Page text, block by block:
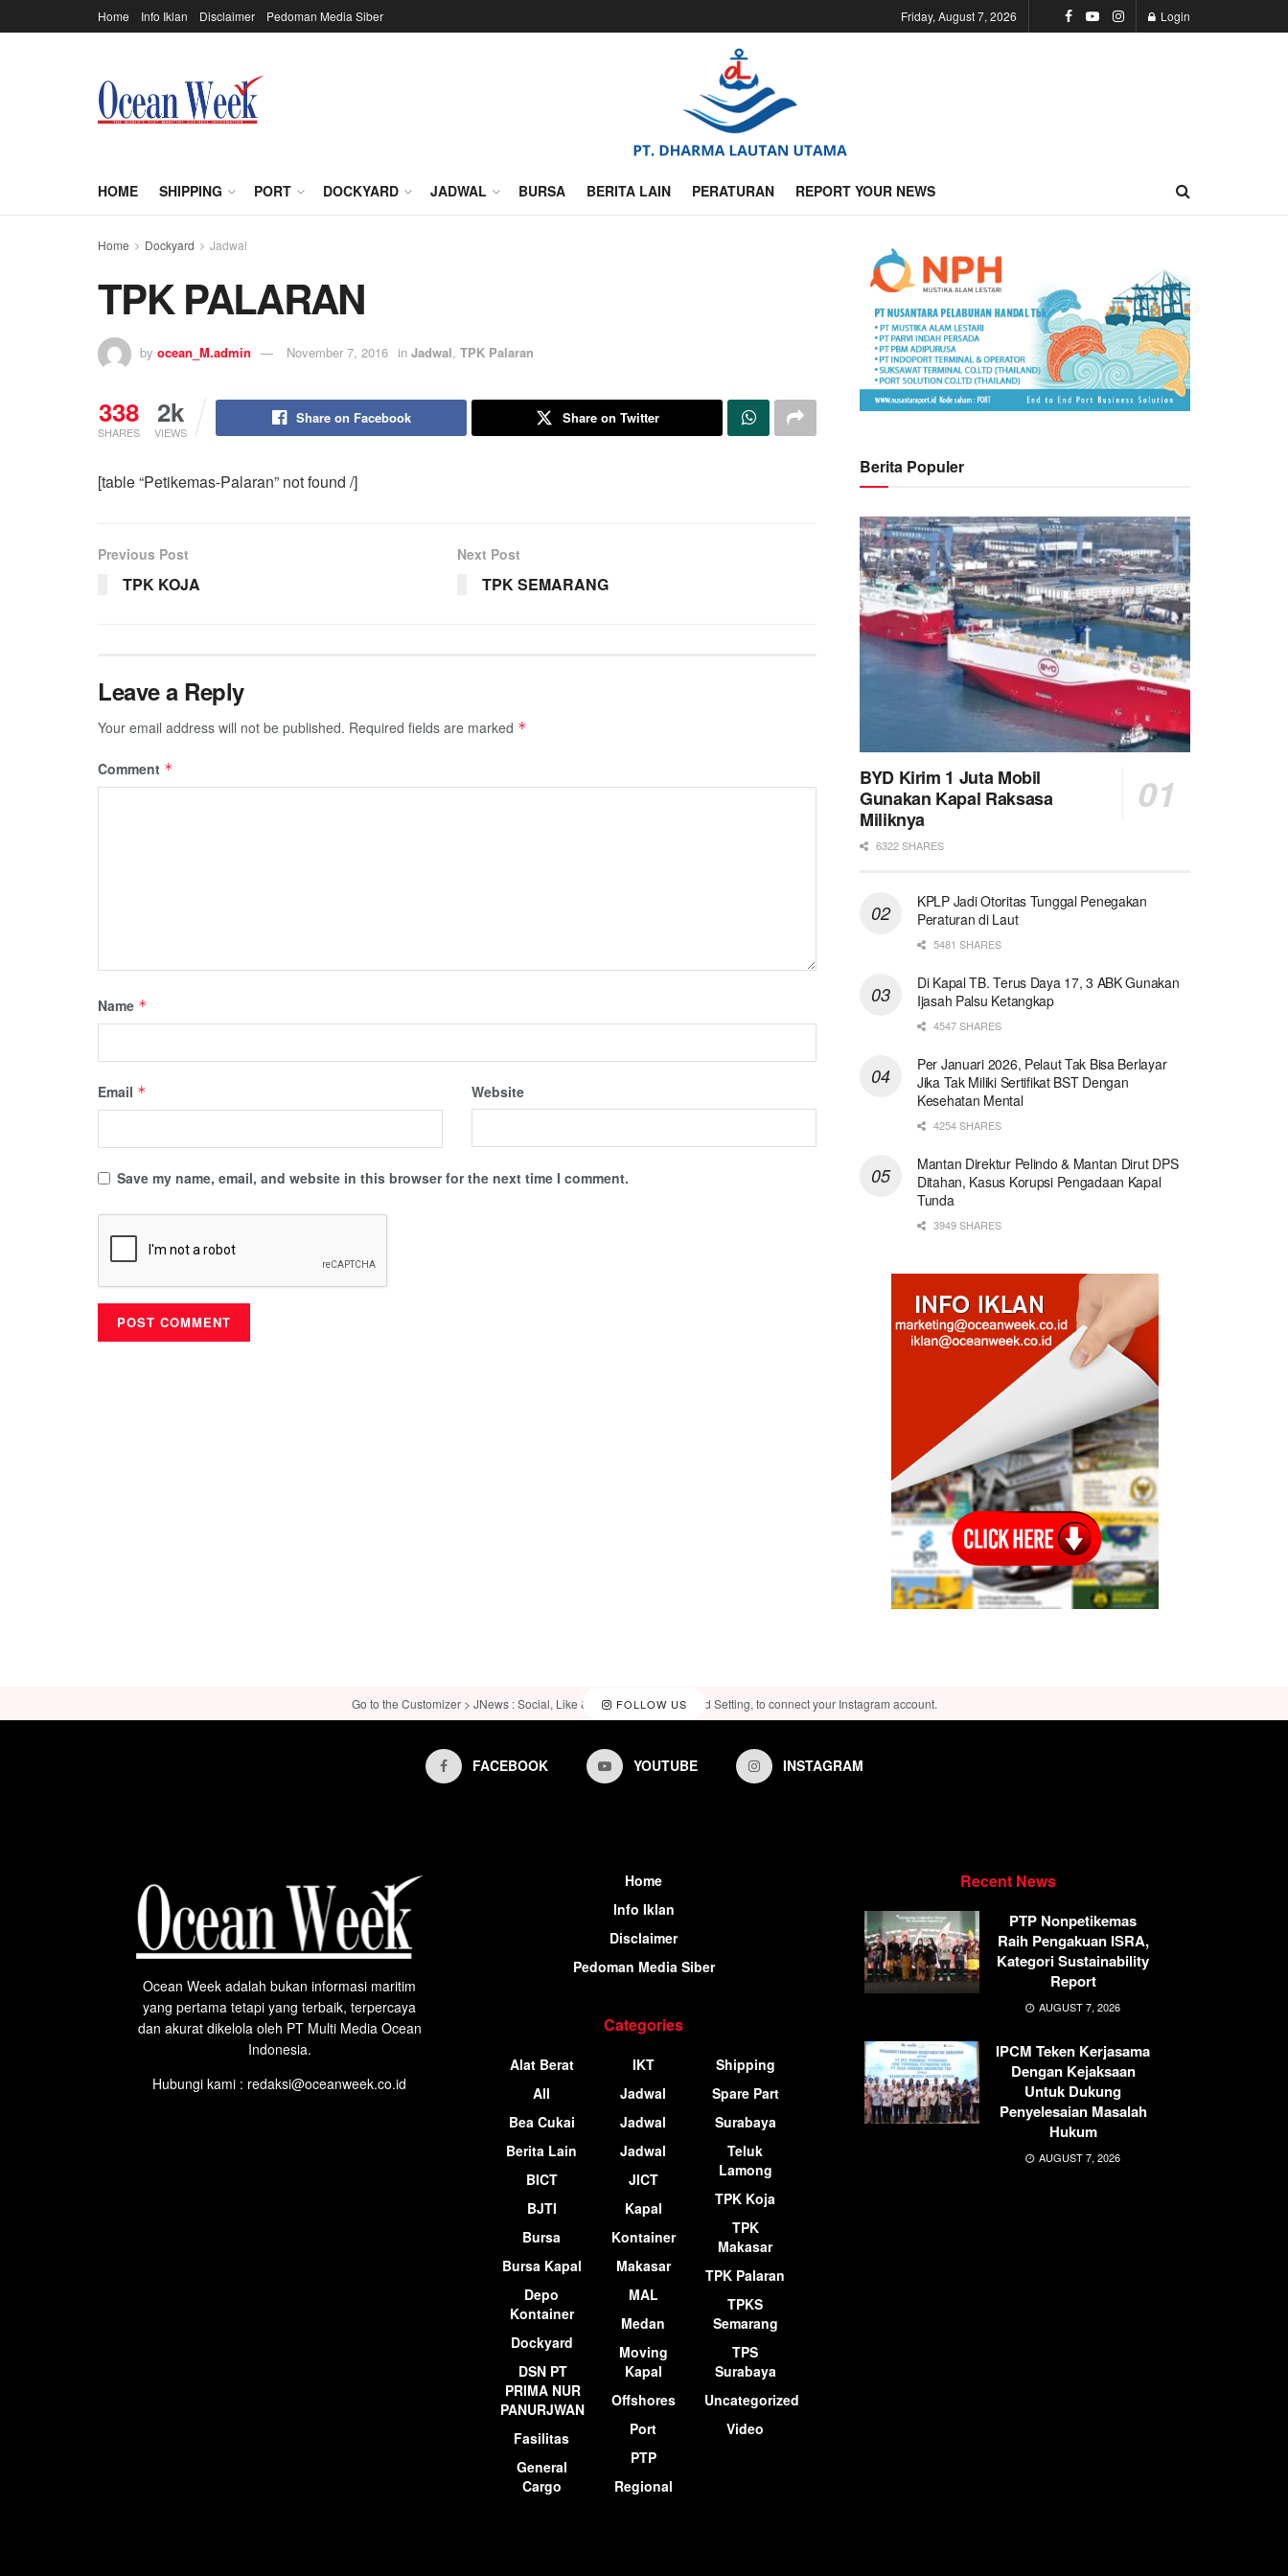
Home Info Iklan Disclaimer Pedoman Media Siber Friday, August 7, 2026 Login
HOME SHIPPING PORT DOCKYARD JADWAL BURSA BERITA LAIN PERATURAN REPORT YOUR NEWS
Home Dockyard Jadwal
TPK PALARAN
by ocean_M.admin November 7, 2016 in Jadwal, TPK Palaran
338
SHARES
2k
VIEWS
Share on Facebook Share on Twitter
[table “Petikemas-Palaran” not found /]
Previous Post
TPK KOJA
Next Post
TPK SEMARANG
Leave a Reply
Your email address will not be published. Required fields are marked *
Comment *
Name *
Email * Website
Save my name, email, and website in this browser for the next time I comment.
Berita Populer
BYD Kirim 1 Juta Mobil
Gunakan Kapal Raksasa
Miliknya
6322 SHARES
KPLP Jadi Otoritas Tunggal Penegakan
Peraturan di Laut
5481 SHARES
Di Kapal TB. Terus Daya 17, 3 ABK Gunakan
Ijasah Palsu Ketangkap
4547 SHARES
Per Januari 2026, Pelaut Tak Bisa Berlayar
Jika Tak Miliki Sertifikat BST Dengan
Kesehatan Mental
4254 SHARES
Mantan Direktur Pelindo & Mantan Dirut DPS
Ditahan, Kasus Korupsi Pengadaan Kapal
Tunda
3949 SHARES
FOLLOW US
Go to the Customizer > JNews : Social, Like & View > Instagram Feed Setting, to connect your Instagram account.
FACEBOOK YOUTUBE INSTAGRAM
Ocean Week adalah bukan informasi maritim
yang pertama tetapi yang terbaik, terpercaya
dan akurat dikelola oleh PT Multi Media Ocean
Indonesia.
Hubungi kami : redaksi@oceanweek.co.id
Home
Info Iklan
Disclaimer
Pedoman Media Siber
Categories
Alat Berat
All
Bea Cukai
Berita Lain
BICT
BJTI
Bursa
Bursa Kapal
Depo
Kontainer
Dockyard
DSN PT
PRIMA NUR
PANURJWAN
Fasilitas
General
Cargo
IKT
Jadwal
Jadwal
Jadwal
JICT
Kapal
Kontainer
Makasar
MAL
Medan
Moving
Kapal
Offshores
Port
PTP
Regional
Shipping
Spare Part
Surabaya
Teluk
Lamong
TPK Koja
TPK
Makasar
TPK Palaran
TPKS
Semarang
TPS
Surabaya
Uncategorized
Video
Recent News
PTP Nonpetikemas
Raih Pengakuan ISRA,
Kategori Sustainability
Report
AUGUST 7, 2026
IPCM Teken Kerjasama
Dengan Kejaksaan
Untuk Dukung
Penyelesaian Masalah
Hukum
AUGUST 7, 2026